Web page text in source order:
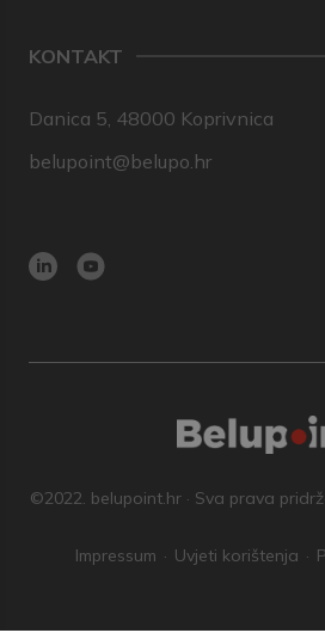
KONTAKT
Danica 5, 48000 Koprivnica
belupoint@belupo.hr
©2022. belupoint.hr · Sva prava
Impressum Uvjeti korištenja